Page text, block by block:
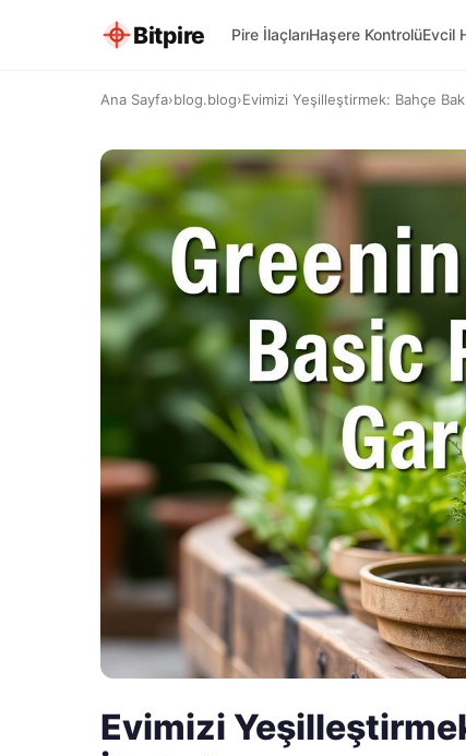
Bitpire Pire İlaçlarıHaşere KontrolüEvcil
Ana Sayfa›blog.blog›Evimizi Yeşilleştirmek: Bahçe
Evimizi